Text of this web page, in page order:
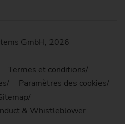
GmbH, 2026
Termes et conditions
Paramètres des cookies
& Whistleblower